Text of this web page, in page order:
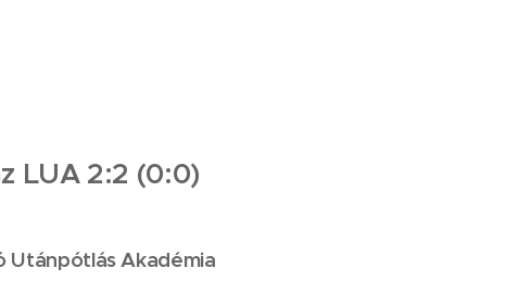
LUA2:2 (0:0)
Utánpótlás Akadémia